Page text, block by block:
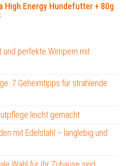
High Energy Hundefutter + 80g
und perfekte Wimpern mit
7 Geheimtipps für strahlende
leicht gemacht
mit Edelstahl – langlebig und